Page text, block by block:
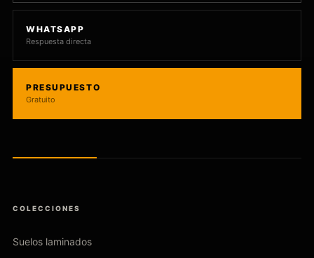
WHATSAPP
Respuesta directa
PRESUPUESTO
Gratuito
COLECCIONES
Suelos laminados